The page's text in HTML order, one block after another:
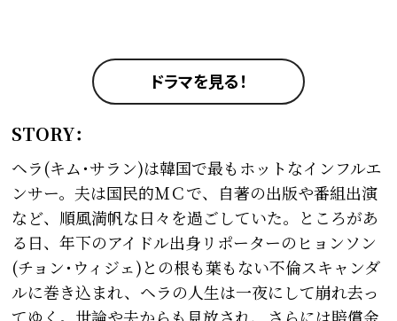
ドラマを見る！
STORY：
ヘラ(キム･サラン)は韓国で最もホットなインフルエ
ンサー。夫は国民的ＭＣで、自著の出版や番組出演
など、順風満帆な日々を過ごしていた。ところがあ
る日、年下のアイドル出身リポーターのヒョンソン
(チョン･ウィジェ)との根も葉もない不倫スキャンダ
ルに巻き込まれ、ヘラの人生は一夜にして崩れ去っ